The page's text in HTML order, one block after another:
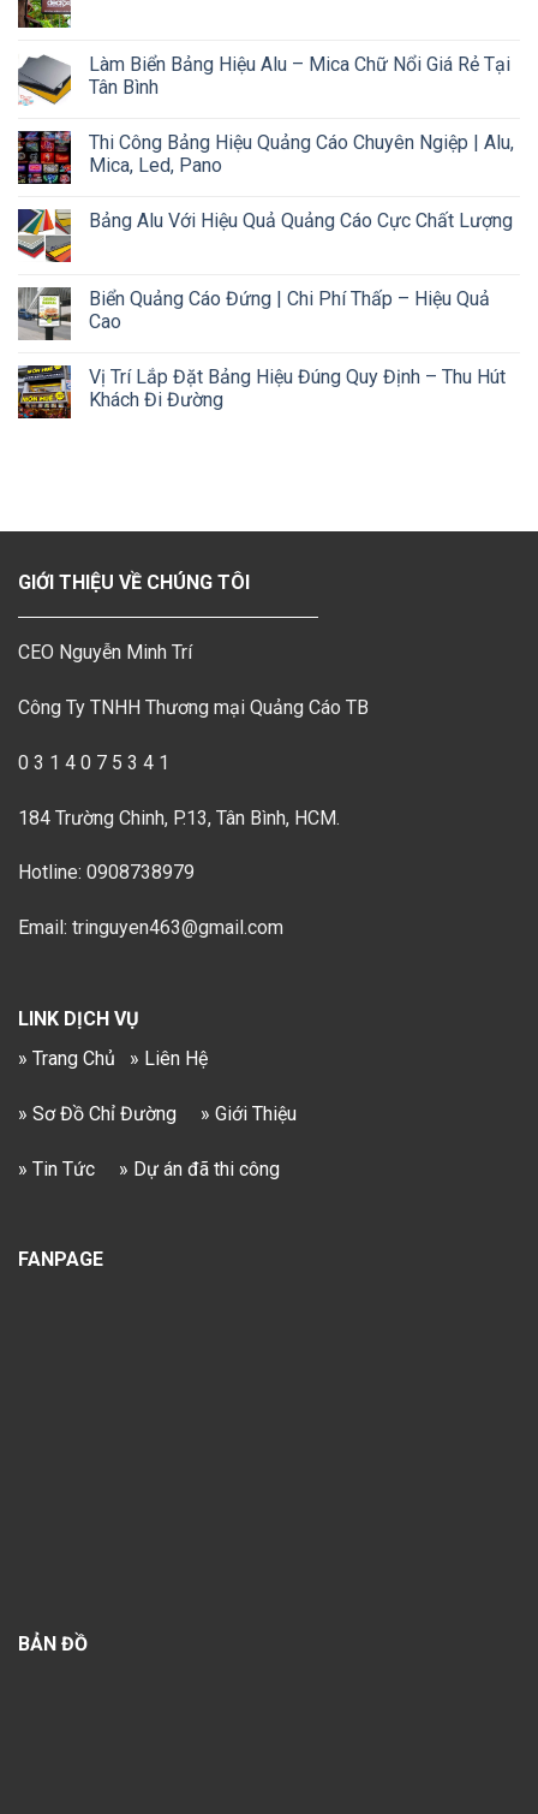
Làm Biển Bảng Hiệu Alu – Mica Chữ Nổi Giá Rẻ Tại
Tân Bình
Thi Công Bảng Hiệu Quảng Cáo Chuyên Ngiệp | Alu,
Mica, Led, Pano
Bảng Alu Với Hiệu Quả Quảng Cáo Cực Chất Lượng
Biển Quảng Cáo Đứng | Chi Phí Thấp – Hiệu Quả
Cao
Vị Trí Lắp Đặt Bảng Hiệu Đúng Quy Định – Thu Hút
Khách Đi Đường
GIỚI THIỆU VỀ CHÚNG TÔI
CEO Nguyễn Minh Trí
Công Ty TNHH Thương mại Quảng Cáo TB
0 3 1 4 0 7 5 3 4 1
184 Trường Chinh, P.13, Tân Bình, HCM.
Hotline: 0908738979
Email: tringuyen463@gmail.com
LINK DỊCH VỤ
» Trang Chủ
» Liên Hệ
» Sơ Đồ Chỉ Đường » Giới Thiệu
» Tin Tức » Dự án đã thi công
FANPAGE
BẢN ĐỒ